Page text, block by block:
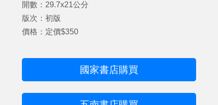
開數：29.7x21公分
版次：初版
價格：定價$350
國家書店購買